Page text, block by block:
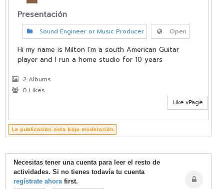
Presentación
Sound Engineer or Music Producer Open
Hi my name is Milton I´m a south American Guitar
player and I run a home studio for 10 years
2 Albums
0 Likes
Like vPage
La publicación esta bajo moderación
Necesitas tener una cuenta para leer el resto de
actividades. Si no tienes todavía tu cuenta
regístrate ahora first.